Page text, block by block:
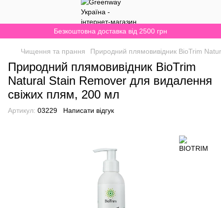
Безкоштовна доставка від 2500 грн
Чищення та прання Природний плямовивідник BioTrim
Природний плямовивідник BioTrim
Natural Stain Remover для видалення
свіжих плям, 200 мл
Артикул: 03229 Написати відгук